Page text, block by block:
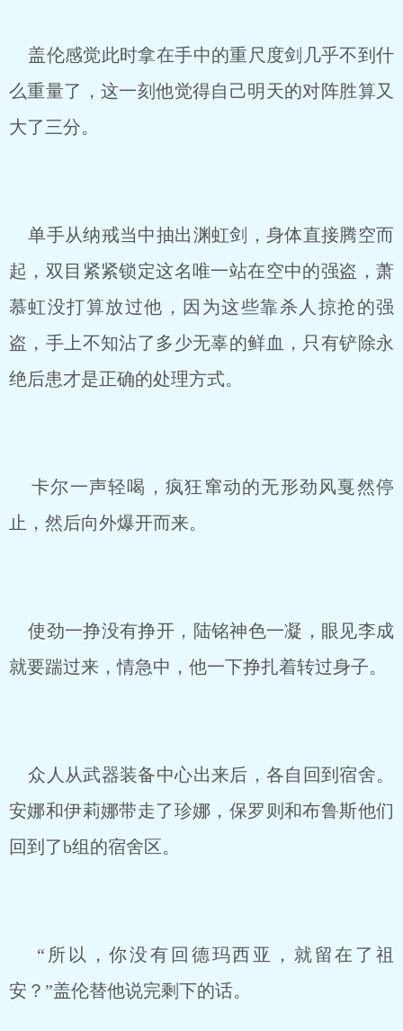
盖伦感觉此时拿在手中的重尺度剑几乎不到什
么重量了，这一刻他觉得自己明天的对阵胜算又
大了三分。
单手从纳戒当中抽出渊虹剑，身体直接腾空而
起，双目紧紧锁定这名唯一站在空中的强盗，萧
慕虹没打算放过他，因为这些靠杀人掠抢的强
盗，手上不知沾了多少无辜的鲜血，只有铲除永
绝后患才是正确的处理方式。
卡尔一声轻喝，疯狂窜动的无形劲风戛然停
止，然后向外爆开而来。
使劲一挣没有挣开，陆铭神色一凝，眼见李成
就要踹过来，情急中，他一下挣扎着转过身子。
众人从武器装备中心出来后，各自回到宿舍。
安娜和伊莉娜带走了珍娜，保罗则和布鲁斯他们
回到了b组的宿舍区。
“所以，你没有回德玛西亚，就留在了祖
安？”盖伦替他说完剩下的话。